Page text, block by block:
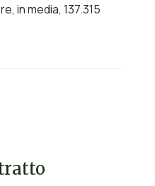
in media, 137.315